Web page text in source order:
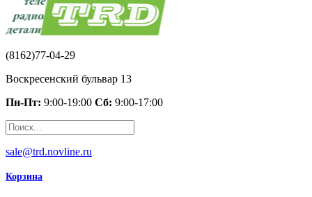
(8162)77-04-29
Воскресенский бульвар 13
Пн-Пт: 9:00-19:00 Сб: 9:00-17:00
sale@trd.novline.ru
Корзина